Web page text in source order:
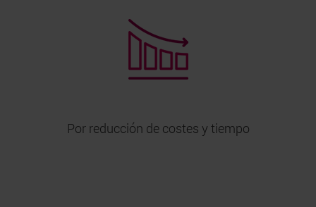
Por reducción de costes y tiempo